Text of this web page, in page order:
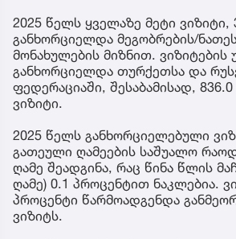
2025 წელს ყველაზე მეტი ვიზიტი,
განხორციელდა მეგობრების/
მონახულების მიზნით. ვიზიტების
განხორციელდა თურქეთსა და
ფედერაციაში, შესაბამისად,
ვიზიტი.
2025 წელს განხორციელებული
გათეული ღამეების საშუალო
ღამე შეადგინა, რაც წინა წლის
ღამე) 0.1 პროცენტით ნაკლებია.
პროცენტი წარმოადგენდა
ვიზიტს.